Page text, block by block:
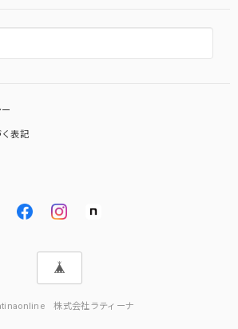
表記
株式会社ラティーナ